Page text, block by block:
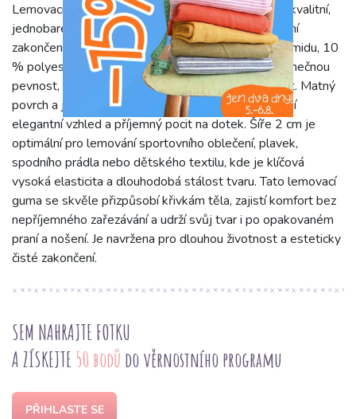
Lemovací guma matná 20 mm RIB aqua je vysoce kvalitní,
jednobarevná modrá textilie ideální pro profesionální
zakončení oděvů. Díky svému složení z 85 % polyamidu, 10
% polyesteru a 5 % elastanu nabízí tato guma výjimečnou
pevnost, odolnost a především dokonalou pružnost. Matný
povrch a jemná žebrovaná struktura (RIB) jí dodávají
elegantní vzhled a příjemný pocit na dotek. Šíře 2 cm je
optimální pro lemování sportovního oblečení, plavek,
spodního prádla nebo dětského textilu, kde je klíčová
vysoká elasticita a dlouhodobá stálost tvaru. Tato lemovací
guma se skvěle přizpůsobí křivkám těla, zajistí komfort bez
nepříjemného zařezávání a udrží svůj tvar i po opakovaném
praní a nošení. Je navržena pro dlouhou životnost a esteticky
čisté zakončení.
SEM NAHRAJTE FOTKU
A ZÍSKEJTE 50 bodů do věrnostního programu
PŘIHLASTE SE